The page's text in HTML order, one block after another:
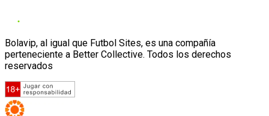
Bolavip, al igual que Futbol Sites, es una compañía
perteneciente a Better Collective. Todos los derechos
reservados